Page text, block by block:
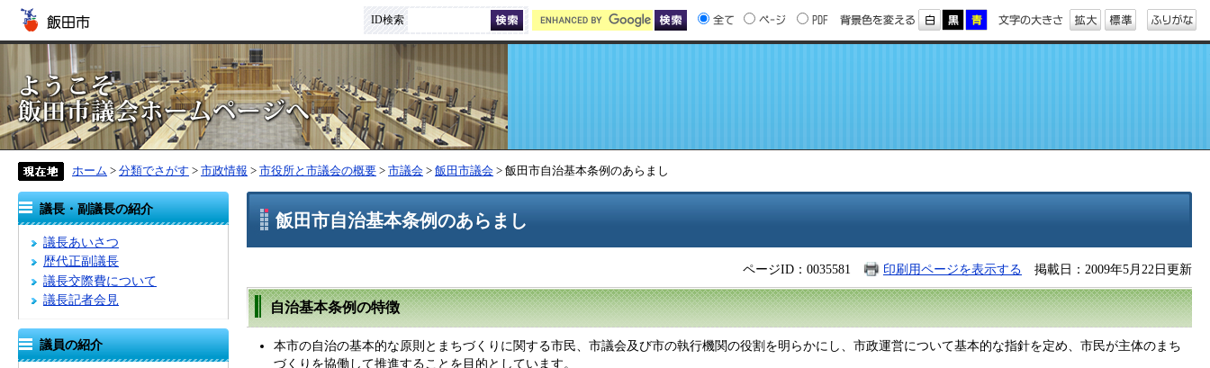
ID検索
ホーム > 分類でさがす > 市政情報 > 市役所と市議会の概要 > 市議会 > 飯田市議会 > 飯田市自治基本条例のあらまし
議長・副議長の紹介
議長あいさつ
歴代正副議長
議長交際費について
議長記者会見
議員の紹介
飯田市自治基本条例のあらまし
ページID：0035581 印刷用ページを表示する 掲載日：2009年5月22日更新
自治基本条例の特徴
本市の自治の基本的な原則とまちづくりに関する市民、市議会及び市の執行機関の役割を明らかにし、市政運営について基本的な指針を定め、市民が主体のまち
づくりを協働して推進することを目的としています。